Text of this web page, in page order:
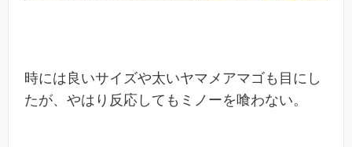
時には良いサイズや太いヤマメアマゴも目にし
たが、やはり反応してもミノーを喰わない。